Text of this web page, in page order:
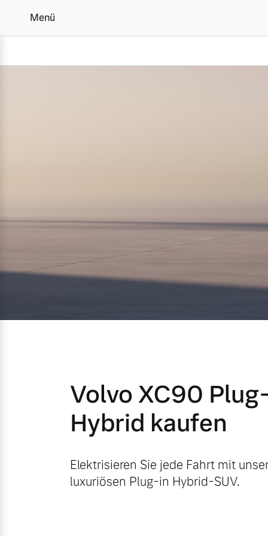
Der Volvo XC90 | Alle
Menü
Geschäftskunden
Editionsmodelle
Konnektivität
Aktuelle Angebote
Geschäftskunden
Über uns
Unser Team
Volvo XC90
Hybrid kaufen
Elektrisieren Sie jede Fahrt mit
luxuriösen Plug-in Hybrid-SUV.